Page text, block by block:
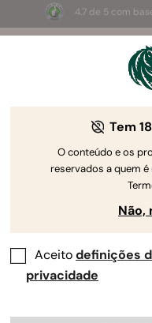
4.7 de 5 com
de
Todas Feminizadas
Tem
O conteúdo e os
reservados a quem é
Não,
Aceitodefinições
privacidade